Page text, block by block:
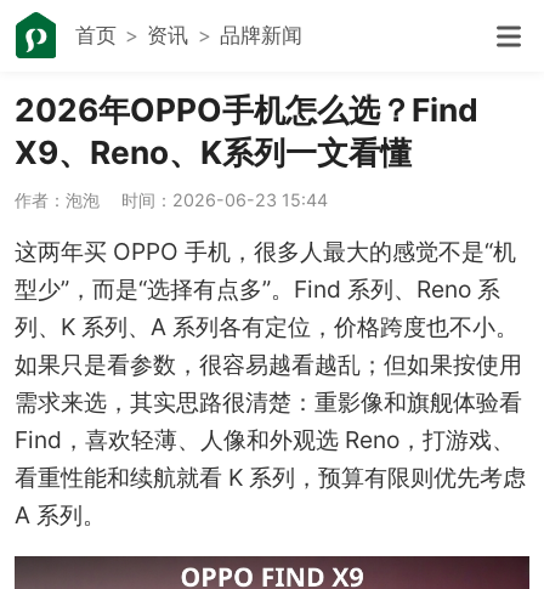
首页 资讯 品牌新闻
2026年OPPO手机怎么选？Find
X9、Reno、K系列一文看懂
作者：泡泡 时间：2026-06-23 15:44
这两年买 OPPO 手机，很多人最大的感觉不是“机
型少”，而是“选择有点多”。Find 系列、Reno 系
列、K 系列、A 系列各有定位，价格跨度也不小。
如果只是看参数，很容易越看越乱；但如果按使用
需求来选，其实思路很清楚：重影像和旗舰体验看
Find，喜欢轻薄、人像和外观选 Reno，打游戏、
看重性能和续航就看 K 系列，预算有限则优先考虑
A 系列。